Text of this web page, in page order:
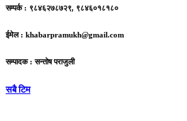
सम्पर्क : ९८४६२७८७२९, ९८४६०१८१८०
ईमेल : khabarpramukh@gmail.com
सम्पादक : सन्तोष पराजुली
सबै टिम